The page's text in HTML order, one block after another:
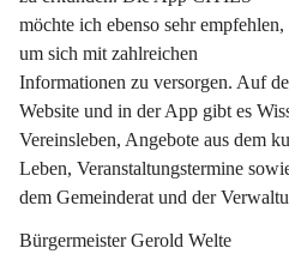
möchte ich ebenso sehr empfehlen,
um sich mit zahlreichen
Informationen zu versorgen. Auf
Website und in der App gibt es
Vereinsleben, Angebote aus dem
Leben, Veranstaltungstermine
dem Gemeinderat und der
Bürgermeister Gerold Welte